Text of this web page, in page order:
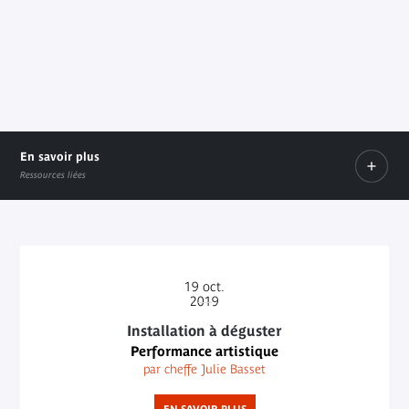
En savoir plus
Ressources liées
Document PDF
19 oct.
2019
Installation à déguster
Performance artistique
par cheffe Julie Basset